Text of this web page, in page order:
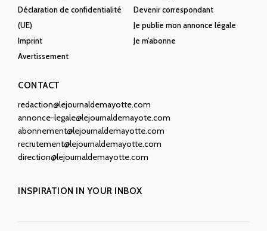
Déclaration de confidentialité
(UE)
Imprint
Avertissement
Devenir correspondant
Je publie mon annonce légale
Je m’abonne
CONTACT
redaction@lejournaldemayotte.com
annonce-legale@lejournaldemayote.com
abonnement@lejournaldemayotte.com
recrutement@lejournaldemayotte.com
direction@lejournaldemayotte.com
INSPIRATION IN YOUR INBOX